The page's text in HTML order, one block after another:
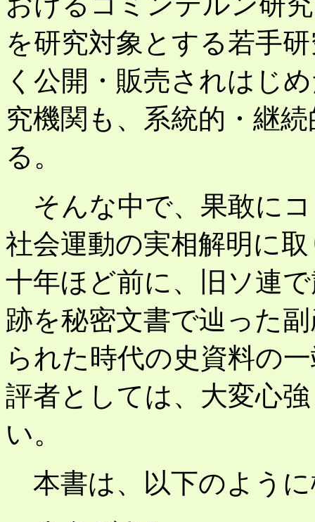
を研究対象とする若手
く公開・販売されはじ
究機関も、系統的・継
る。
そんな中で、果敢に
社会運動の実相解明に
十年ほど前に、旧ソ連
跡を秘密文書で辿った
られた時代の史資料の
評者としては、大変心
い。
本書は、以下のよう